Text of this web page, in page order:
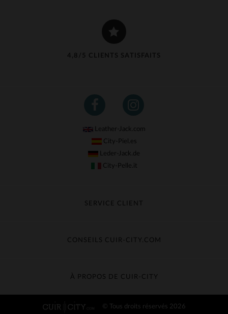
4,8/5 CLIENTS SATISFAITS
Leather-Jack.com
City-Piel.es
Leder-Jack.de
City-Pelle.it
SERVICE CLIENT
Échange & Remboursement
Contacter le service client
CONSEILS CUIR-CITY.COM
Guide des matières
À PROPOS DE CUIR-CITY
© Tous droits réservés 2026